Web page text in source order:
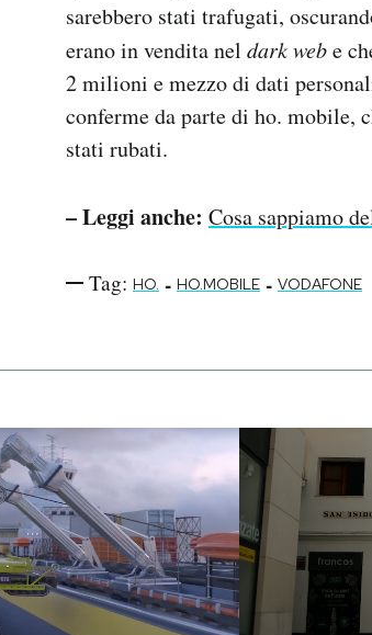
sarebbero stati trafugati,
erano in vendita nel dark webe
2 milioni e mezzo di dati
conferme da parte di ho. mobile,
stati rubati.
– Leggi anche: Cosa sappiamo
Tag: HO. - HO.MOBILE - VODAFONE